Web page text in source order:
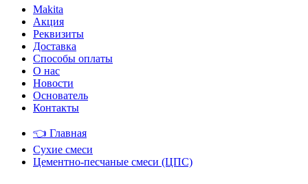
Makita
Акция
Реквизиты
Доставка
Способы оплаты
О нас
Новости
Основатель
Контакты
👈 Главная
Сухие смеси
Цементно-песчаные смеси (ЦПС)